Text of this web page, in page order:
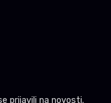
prijavili na novosti.